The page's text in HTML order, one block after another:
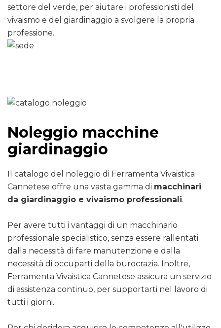
settore del verde, per aiutare i professionisti del
vivaismo e del giardinaggio a svolgere la propria
professione.
Noleggio macchine
giardinaggio
Il catalogo del noleggio di Ferramenta Vivaistica
Cannetese offre una vasta gamma di macchinari
da giardinaggio e vivaismo professionali.
Per avere tutti i vantaggi di un macchinario
professionale specialistico, senza essere rallentati
dalla necessità di fare manutenzione e dalla
necessità di occuparti della burocrazia. Inoltre,
Ferramenta Vivaistica Cannetese assicura un servizio
di assistenza continuo, per supportarti nel lavoro di
tutti i giorni.